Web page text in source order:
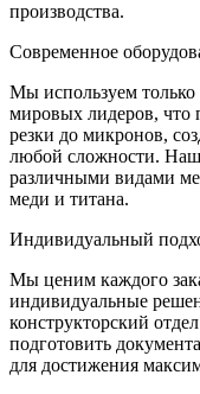
производства.
Современное
Мы используем только
мировых лидеров, что
резки до микронов,
любой сложности.
различными видами
меди и титана.
Индивидуальный
Мы ценим каждого
индивидуальные
конструкторский
подготовить
для достижения